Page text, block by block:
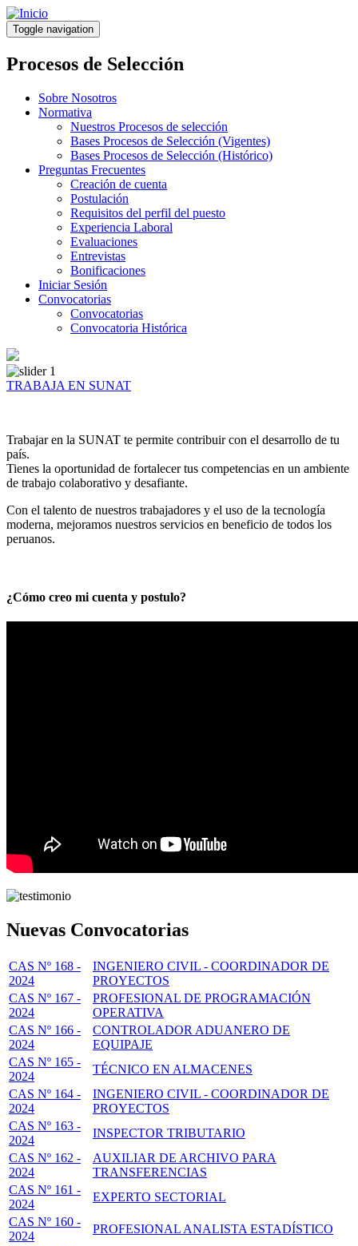
Pasar
al
contenido
principal
Toggle navigation
Procesos de Selección
Sobre Nosotros
Normativa
Nuestros Procesos de selección
Bases Procesos de Selección (Vigentes)
Bases Procesos de Selección (Histórico)
Preguntas Frecuentes
Creación de cuenta
Postulación
Requisitos del perfil del puesto
Experiencia Laboral
Evaluaciones
Entrevistas
Bonificaciones
Iniciar Sesión
Convocatorias
Convocatorias
Convocatoria Histórica
TRABAJA EN SUNAT
Trabajar en la SUNAT te permite contribuir con el desarrollo de tu
país.
Tienes la oportunidad de fortalecer tus competencias en un ambiente
de trabajo colaborativo y desafiante.
Con el talento de nuestros trabajadores y el uso de la tecnología
moderna, mejoramos nuestros servicios en beneficio de todos los
peruanos.
¿Cómo creo mi cuenta y postulo?
Nuevas Convocatorias
CAS Nº 168 -
2024
INGENIERO CIVIL - COORDINADOR DE
PROYECTOS
CAS Nº 167 -
2024
PROFESIONAL DE PROGRAMACIÓN
OPERATIVA
CAS Nº 166 -
2024
CONTROLADOR ADUANERO DE
EQUIPAJE
CAS Nº 165 -
2024
TÉCNICO EN ALMACENES
CAS Nº 164 -
2024
INGENIERO CIVIL - COORDINADOR DE
PROYECTOS
CAS Nº 163 -
2024
INSPECTOR TRIBUTARIO
CAS Nº 162 -
2024
AUXILIAR DE ARCHIVO PARA
TRANSFERENCIAS
CAS Nº 161 -
2024
EXPERTO SECTORIAL
CAS Nº 160 -
2024
PROFESIONAL ANALISTA ESTADÍSTICO